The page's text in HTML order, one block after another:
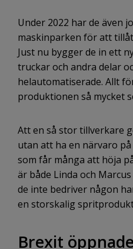
Under 2022 har de även
maskinparken för att
Just nu bygger de in ett
truckar och andra delar
helautomatiserade. Allt
produktionen så mycket
Att en så stor tillverkare
utan att ha en närvaro
som får många att höja
är både Linda och
de inte bedriver någon
en storskalig
Brexit